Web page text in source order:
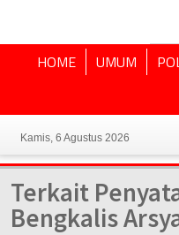
HOME UMUM
Kamis, 6 Agustus 2026
Terkait
Bengkalis